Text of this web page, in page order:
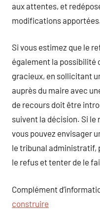
aux attentes, et
modifications
Si vous estimez que le
également la possibilité
gracieux, en sollicitant
auprès du maire avec
de recours doit être
suivent la décision. Si le
vous pouvez envisager
le tribunal administratif,
le refus et tenter de le
Complément
construire